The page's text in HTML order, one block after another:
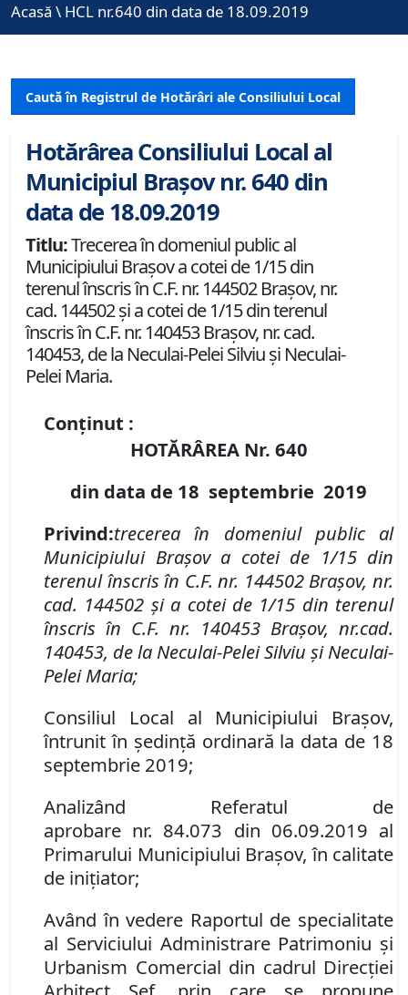
Acasă \ HCL nr.640 din data de 18.09.2019
Caută în Registrul de Hotărâri ale Consiliului Local
Hotărârea Consiliului Local al
Municipiul Brașov nr. 640 din
data de 18.09.2019
Titlu:Trecerea în domeniul public al
Municipiului Braşov a cotei de 1/15 din
terenul înscris în C.F. nr. 144502 Brașov, nr.
cad. 144502 și a cotei de 1/15 din terenul
înscris în C.F. nr. 140453 Brașov, nr. cad.
140453, de la Neculai-Pelei Silviu și Neculai-
Pelei Maria.
Conținut :
HOTĂRÂREA Nr. 640
din data de 18 septembrie 2019
Privind:trecerea în domeniul public al
Municipiului Braşov a cotei de 1/15 din
terenulînscris în C.F. nr. 144502 Brașov,nr.
cad. 144502 și a cotei de 1/15 din terenul
înscris în C.F. nr. 140453 Brașov, nr.cad.
140453, de la Neculai-Pelei Silviu și Neculai-
Pelei Maria;
Consiliul Local al Municipiului Brașov,
întrunit în ședință ordinară la data de 18
septembrie 2019;
Analizând Referatul de
aprobare nr. 84.073 din 06.09.2019 al
Primarului Municipiului Brașov, în calitate
de inițiator;
Având în vedere Raportul de specialitate
al Serviciului Administrare Patrimoniu şi
Urbanism Comercial din cadrul Direcției